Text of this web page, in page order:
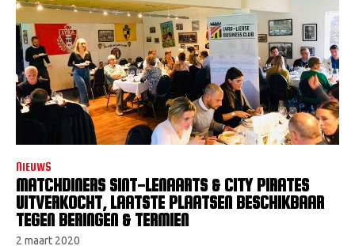
NIEUWS
MATCHDINERS SINT-LENAARTS & CITY PIRATES
UITVERKOCHT, LAATSTE PLAATSEN BESCHIKBAAR
TEGEN BERINGEN & TERMIEN
2 maart 2020